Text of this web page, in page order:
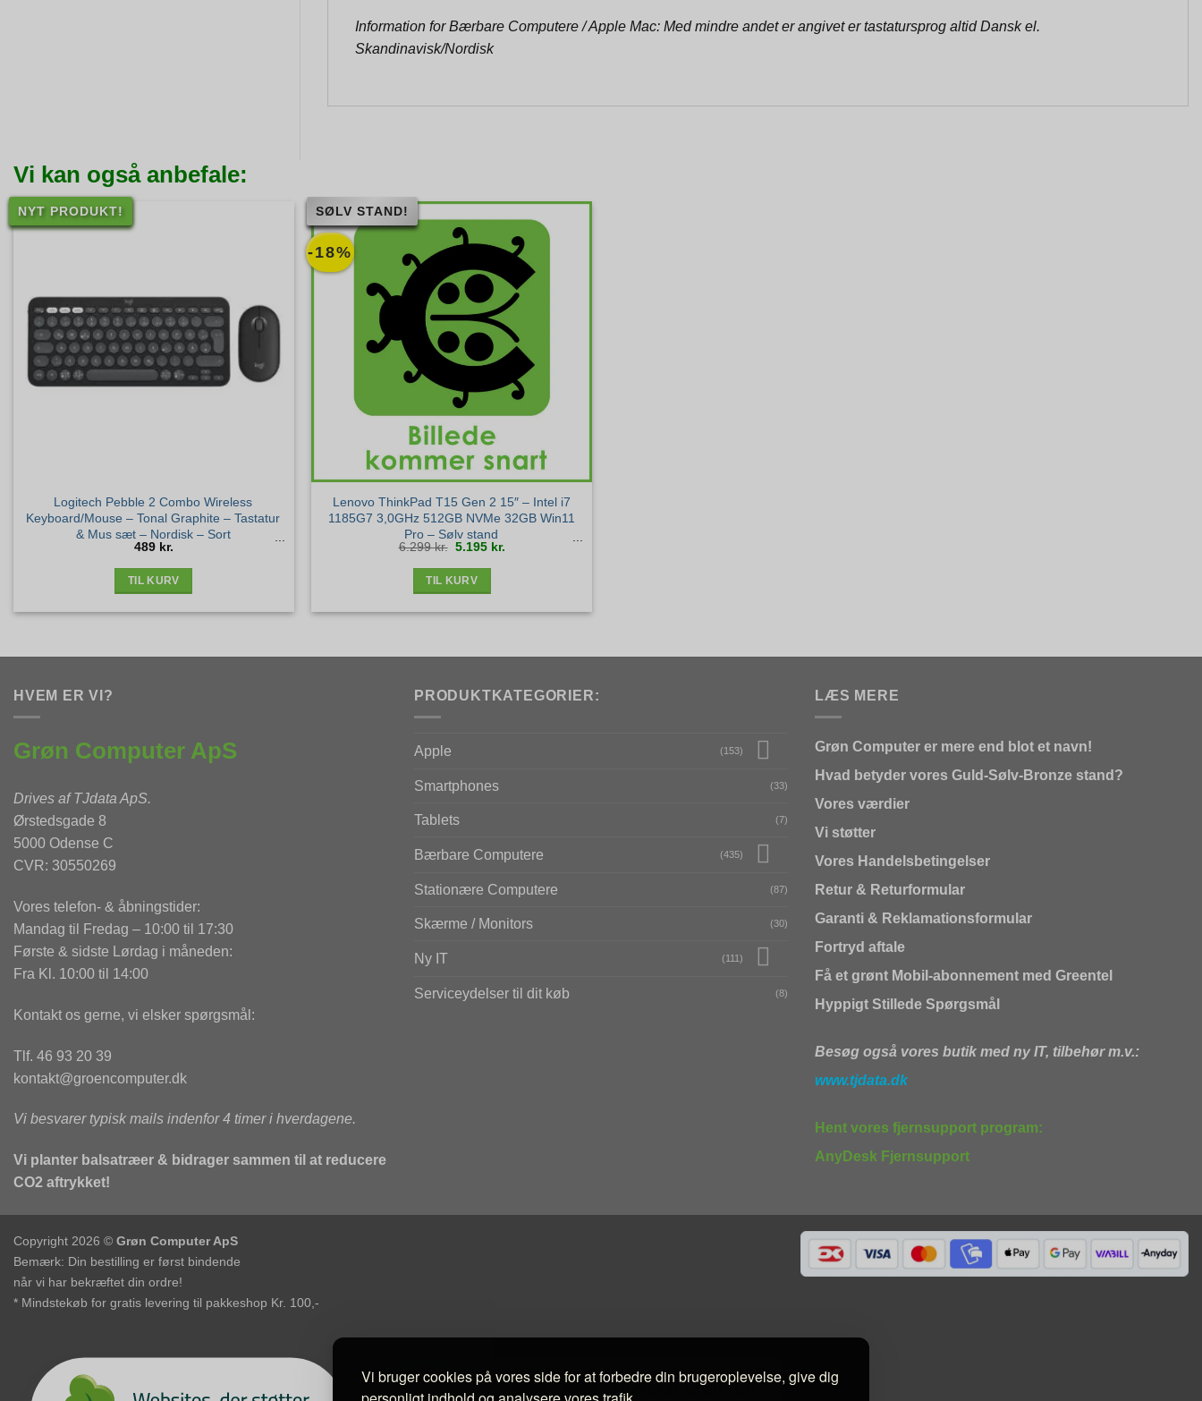
Vi bruger cookies på vores side for at forbedre din brugeroplevelse, give dig
Information for Bærbare Computere / Apple Mac: Med mindre andet er angivet er tastatursprog altid Dansk el.
Skandinavisk/Nordisk
Vi kan også anbefale:
NYT PRODUKT!
Logitech Pebble 2 Combo Wireless
Keyboard/Mouse – Tonal Graphite – Tastatur
& Mus sæt – Nordisk – Sort
489 kr.
TIL KURV
-18%
SØLV STAND!
Lenovo ThinkPad T15 Gen 2 15″ – Intel i7
1185G7 3,0GHz 512GB NVMe 32GB Win11
Pro – Sølv stand
6.299kr. Den
oprindelige
pris
5.195 kr.aktuelle
pris
TIL KURV
HVEM ER VI?
Grøn Computer ApS
Drives afTJdata ApS.
Ørstedsgade 8
5000 Odense C
CVR: 30550269
Vores telefon- & åbningstider:
Mandag til Fredag – 10:00 til 17:30
Første & sidste Lørdag i måneden:
Fra Kl. 10:00 til 14:00
Kontakt os gerne, vi elsker spørgsmål:
Tlf. 46 93 20 39
kontakt@groencomputer.dk
Vi besvarer typisk mails indenfor 4 timer i hverdagene.
Vi planter balsatræer & bidrager sammen til at reducere
CO2 aftrykket!
PRODUKTKATEGORIER:
Apple (153)
Smartphones (33)
Tablets (7)
Bærbare Computere (435)
Stationære Computere (87)
Skærme / Monitors (30)
Ny IT (111)
Serviceydelser til dit køb (8)
LÆS MERE
Grøn Computer er mere end blot et navn!
Hvad betyder vores Guld-Sølv-Bronze stand?
Vores værdier
Vi støtter
Vores Handelsbetingelser
Retur & Returformular
Garanti & Reklamationsformular
Fortryd aftale
Få et grønt Mobil-abonnement med Greentel
Hyppigt Stillede Spørgsmål
Besøg også vores butik med ny IT, tilbehør m.v.:
www.tjdata.dk
Hent vores fjernsupport program:
AnyDesk Fjernsupport
Copyright 2026 © Grøn Computer ApS
Bemærk: Din bestilling er først bindende
når vi har bekræftet din ordre!
* Mindstekøb for gratis levering til pakkeshop Kr. 100,-